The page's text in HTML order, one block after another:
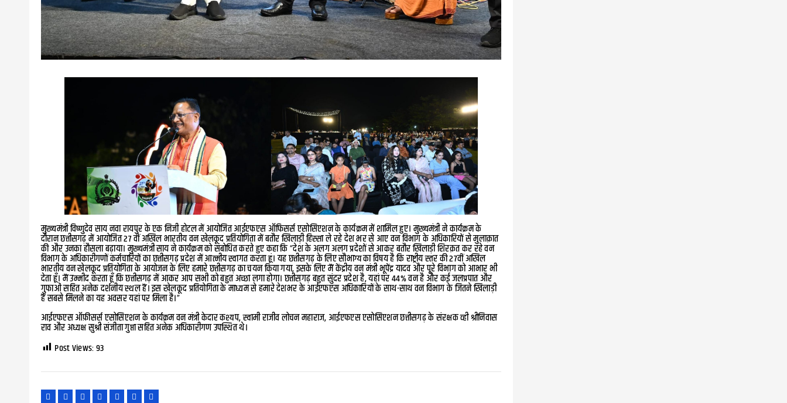
मुख्यमंत्री विष्णुदेव साय नवा रायपुर के एक निजी होटल में आयोजित आईएफएस ऑफिसर्स एसोसिएशन के कार्यक्रम में शामिल हुए। मुख्यमंत्री ने कार्यक्रम के
दौरान छत्तीसगढ़ में आयोजित 27 वीं अखिल भारतीय वन खेलकूद प्रतियोगिता में बतौर खिलाड़ी हिस्सा ले रहे देश भर से आए वन विभाग के अधिकारियों से मुलाक़ात
की और उनका हौसला बढ़ाया। मुख्यमंत्री साय ने कार्यक्रम को संबोधित करते हुए कहा कि “देश के अलग अलग प्रदेशों से आकर बतौर खिलाड़ी शिरक़त कर रहे वन
विभाग के अधिकारीगणों कर्मचारियों का छत्तीसगढ़ प्रदेश में आत्मीय स्वागत करता हूं। यह छत्तीसगढ़ के लिए सौभाग्य का विषय है कि राष्ट्रीय स्तर की 27वीं अखिल
भारतीय वन खेलकूद प्रतियोगिता के आयोजन के लिए हमारे छत्तीसगढ़ का चयन किया गया, इसके लिए मैं केंद्रीय वन मंत्री भूपेंद्र यादव और पूरे विभाग को आभार भी
देता हूँ। मैं उम्मीद करता हूँ कि छत्तीसगढ़ में आकर आप सभी को बहुत अच्छा लगा होगा। छत्तीसगढ़ बहुत सुंदर प्रदेश है, यहां पर 44% वन है और कई जलप्रपात और
गुफाओं सहित अनेक दर्शनीय स्थल हैं। इस खेलकूद प्रतियोगिता के माध्यम से हमारे देशभर के आईएफएस अधिकारियों के साथ-साथ वन विभाग के जितने खिलाड़ी
हैं सबसे मिलने का यह अवसर यहां पर मिला है।”
आईएफएस ऑफ़ीसर्स एसोसिएशन के कार्यक्रम वन मंत्री केदार कश्यप, स्वामी राजीव लोचन महाराज, आईएफएस एसोसिएशन छत्तीसगढ़ के संरक्षक व्ही श्रीनिवास
राव और अध्यक्ष सुश्री संजीता गुप्ता सहित अनेक अधिकारीगण उपस्थित थे।
Post Views:93